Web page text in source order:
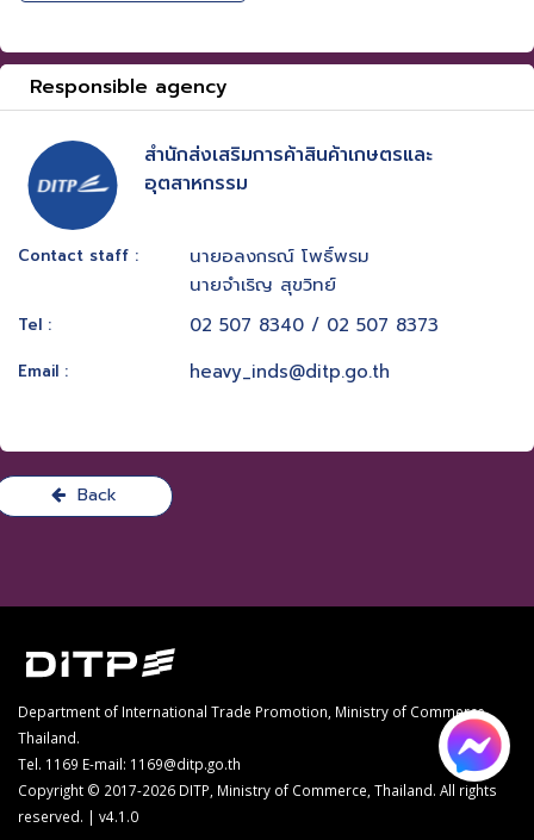
Responsible agency
สำนักส่งเสริมการค้าสินค้าเกษตรและ
อุตสาหกรรม
Contact staff :
นายอลงกรณ์ โพธิ์พรม
นายจำเริญ สุขวิทย์
Tel : 02 507 8340 / 02 507 8373
Email : heavy_inds@ditp.go.th
Back
Department of International Trade Promotion, Ministry of Commerce,
Thailand.
Tel. 1169 E-mail: 1169@ditp.go.th
Copyright © 2017-2026 DITP, Ministry of Commerce, Thailand. All rights
reserved. | v4.1.0